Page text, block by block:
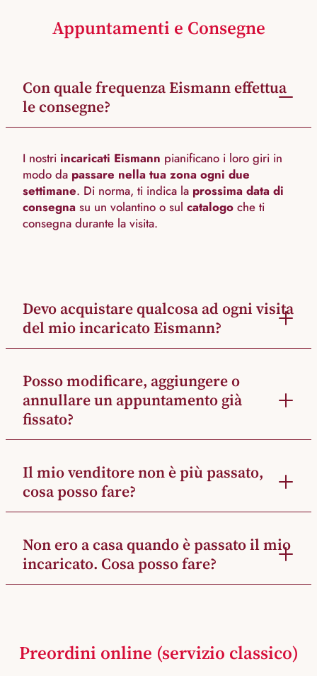
Appuntamenti e Consegne
Con quale frequenza Eismann effettua
le consegne?
I nostri incaricati Eismann pianificano i loro giri in
modo da passare nella tua zona ogni due
settimane. Di norma, ti indica la prossima data di
consegna su un volantino o sul catalogo che ti
consegna durante la visita.
Devo acquistare qualcosa ad ogni visita
del mio incaricato Eismann?
Posso modificare, aggiungere o
annullare un appuntamento già
fissato?
Il mio venditore non è più passato,
cosa posso fare?
Non ero a casa quando è passato il mio
incaricato. Cosa posso fare?
Preordini online (servizio classico)